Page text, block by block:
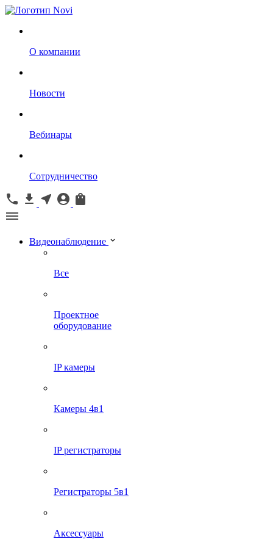
О компании
Новости
Вебинары
Сотрудничество
Видеонаблюдение
Все
Проектное
оборудование
IP камеры
Камеры 4в1
IP регистраторы
Регистраторы 5в1
Аксессуары